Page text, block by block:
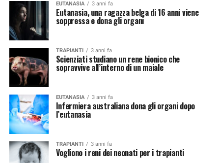
EUTANASIA 3 anni fa
Eutanasia, una ragazza belga di 16 anni viene
soppressa e dona gli organi
TRAPIANTI 3 anni fa
Scienziati studiano un rene bionico che
sopravvive all’interno di un maiale
EUTANASIA 3 anni fa
Infermiera australiana dona gli organi dopo
l’eutanasia
TRAPIANTI 3 anni fa
Vogliono i reni dei neonati per i trapianti